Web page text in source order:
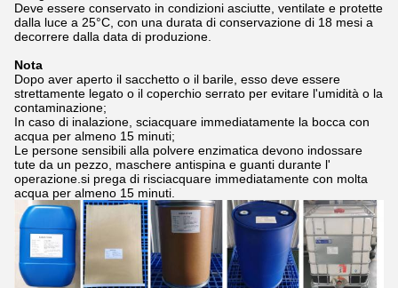
Deve essere conservato in condizioni asciutte, ventilate e protette
dalla luce a 25°C, con una durata di conservazione di 18 mesi a
decorrere dalla data di produzione.
Nota
Dopo aver aperto il sacchetto o il barile, esso deve essere
strettamente legato o il coperchio serrato per evitare l'umidità o la
contaminazione;
In caso di inalazione, sciacquare immediatamente la bocca con
acqua per almeno 15 minuti;
Le persone sensibili alla polvere enzimatica devono indossare
tute da un pezzo, maschere antispina e guanti durante l'
operazione.si prega di risciacquare immediatamente con molta
acqua per almeno 15 minuti.